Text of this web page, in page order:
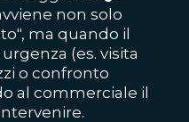
non solo
ma quando il
(es. visita
o confronto
al commerciale il